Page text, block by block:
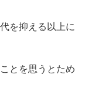
を抑える以上に
とを思うとため